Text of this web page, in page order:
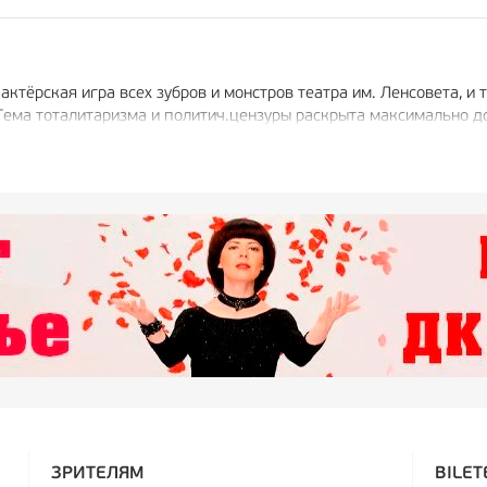
игра всех зубров и монстров театра им. Ленсовета,
тоталитаризма и политич.цензуры раскрыта максимально
ЗРИТЕЛЯМ